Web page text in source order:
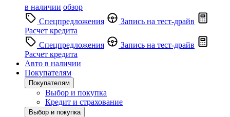
в наличии обзор
Спецпредложения
Запись на тест-драйв
Расчет кредита
Спецпредложения
Запись на тест-драйв
Расчет кредита
Авто в наличии
Покупателям
Покупателям
Выбор и покупка
Кредит и страхование
Выбор и покупка